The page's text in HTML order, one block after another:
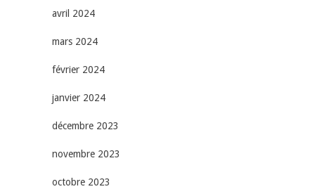
avril 2024
mars 2024
février 2024
janvier 2024
décembre 2023
novembre 2023
octobre 2023